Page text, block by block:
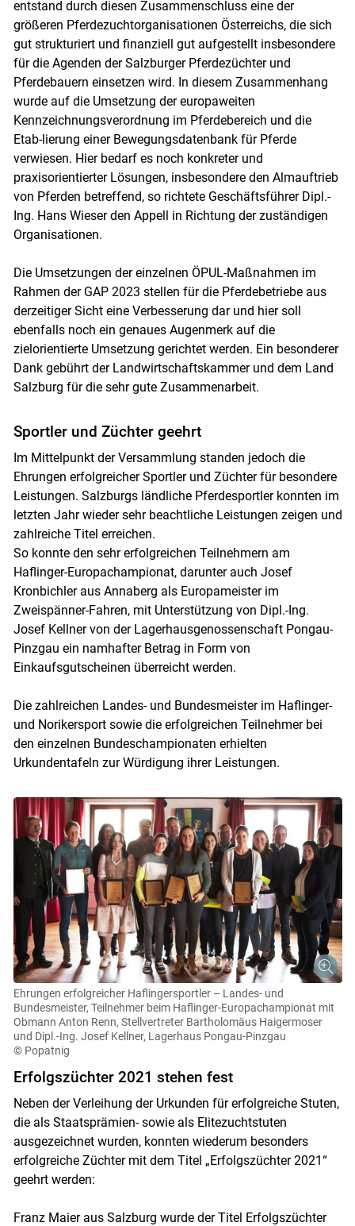
entstand durch diesen Zusammenschluss eine der
größeren Pferdezuchtorganisationen Österreichs, die sich
gut strukturiert und finanziell gut aufgestellt insbesondere
für die Agenden der Salzburger Pferdezüchter und
Pferdebauern einsetzen wird. In diesem Zusammenhang
wurde auf die Umsetzung der europaweiten
Kennzeichnungsverordnung im Pferdebereich und die
Etab-lierung einer Bewegungsdatenbank für Pferde
verwiesen. Hier bedarf es noch konkreter und
praxisorientierter Lösungen, insbesondere den Almauftrieb
von Pferden betreffend, so richtete Geschäftsführer Dipl.-
Ing. Hans Wieser den Appell in Richtung der zuständigen
Organisationen.
Die Umsetzungen der einzelnen ÖPUL-Maßnahmen im
Rahmen der GAP 2023 stellen für die Pferdebetriebe aus
derzeitiger Sicht eine Verbesserung dar und hier soll
ebenfalls noch ein genaues Augenmerk auf die
zielorientierte Umsetzung gerichtet werden. Ein besonderer
Dank gebührt der Landwirtschaftskammer und dem Land
Salzburg für die sehr gute Zusammenarbeit.
Sportler und Züchter geehrt
Im Mittelpunkt der Versammlung standen jedoch die
Ehrungen erfolgreicher Sportler und Züchter für besondere
Leistungen. Salzburgs ländliche Pferdesportler konnten im
letzten Jahr wieder sehr beachtliche Leistungen zeigen und
zahlreiche Titel erreichen.
So konnte den sehr erfolgreichen Teilnehmern am
Haflinger-Europachampionat, darunter auch Josef
Kronbichler aus Annaberg als Europameister im
Zweispänner-Fahren, mit Unterstützung von Dipl.-Ing.
Josef Kellner von der Lagerhausgenossenschaft Pongau-
Pinzgau ein namhafter Betrag in Form von
Einkaufsgutscheinen überreicht werden.
Die zahlreichen Landes- und Bundesmeister im Haflinger-
und Norikersport sowie die erfolgreichen Teilnehmer bei
den einzelnen Bundeschampionaten erhielten
Urkundentafeln zur Würdigung ihrer Leistungen.
Ehrungen erfolgreicher Haflingersportler – Landes- und
Bundesmeister, Teilnehmer beim Haflinger-Europachampionat mit
Obmann Anton Renn, Stellvertreter Bartholomäus Haigermoser
und Dipl.-Ing. Josef Kellner, Lagerhaus Pongau-Pinzgau
© Popatnig
Erfolgszüchter 2021 stehen fest
Neben der Verleihung der Urkunden für erfolgreiche Stuten,
die als Staatsprämien- sowie als Elitezuchtstuten
ausgezeichnet wurden, konnten wiederum besonders
erfolgreiche Züchter mit dem Titel „Erfolgszüchter 2021“
geehrt werden:
Franz Maier aus Salzburg wurde der Titel Erfolgszüchter